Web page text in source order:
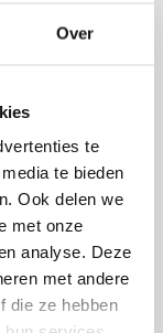
Over
te
te bieden
Ook delen we
met onze
analyse. Deze
met andere
die ze hebben
GU10
,00
In winkelwagen